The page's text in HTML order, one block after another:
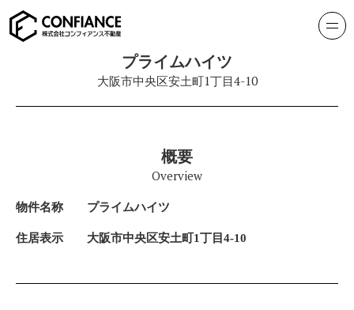
プライムハイツ
大阪市中央区安土町1丁目4-10
概要
Overview
物件名称 プライムハイツ
住居表示 大阪市中央区安土町1丁目4-10